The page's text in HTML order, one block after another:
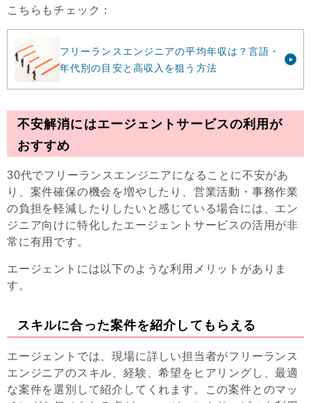
こちらもチェック：
フリーランスエンジニアの平均年収は？言語・
年代別の目安と高収入を狙う方法
不安解消にはエージェントサービスの利用が
おすすめ
30代でフリーランスエンジニアになることに不安があ
り、案件確保の機会を増やしたり、営業活動・事務作業
の負担を軽減したりしたいと感じている場合には、エン
ジニア向けに特化したエージェントサービスの活用が非
常に有用です。
エージェントには以下のような利用メリットがありま
す。
スキルに合った案件を紹介してもらえる
エージェントでは、現場に詳しい担当者がフリーランス
エンジニアのスキル、経験、希望をヒアリングし、最適
な案件を選別して紹介してくれます。この案件とのマッ